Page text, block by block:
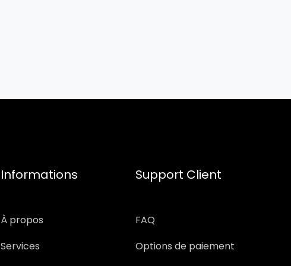
Informations
À propos
Services
Support Client
FAQ
Options de paiement